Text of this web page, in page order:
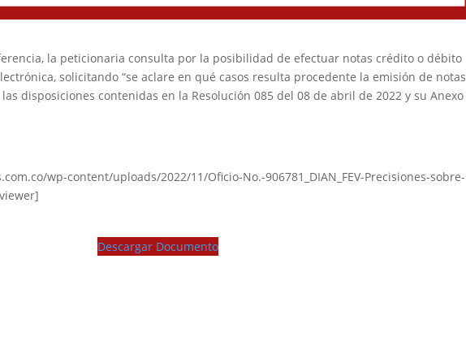
la peticionaria consulta por la posibilidad de efectuar notas crédito o débito
solicitando “se aclare en qué casos resulta procedente la emisión de notas
disposiciones contenidas en la Resolución 085 del 08 de abril de 2022 y su Anexo
wp-content/uploads/2022/11/Oficio-No.-906781_DIAN_FEV-Precisiones-sobre-
Descargar Documento